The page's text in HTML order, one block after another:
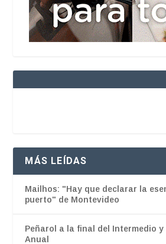
MÁS LEÍDAS
Mailhos: "Hay que declarar la
puerto" de Montevideo
Peñarol a la final del Intermedio y
Anual